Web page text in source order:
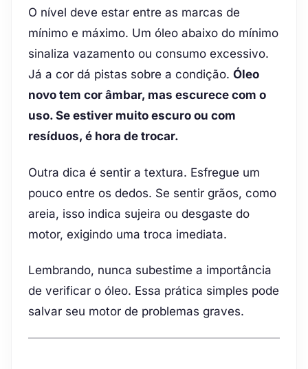
O nível deve estar entre as marcas de
mínimo e máximo. Um óleo abaixo do mínimo
sinaliza vazamento ou consumo excessivo.
Já a cor dá pistas sobre a condição. Óleo
novo tem cor âmbar, mas escurece com o
uso. Se estiver muito escuro ou com
resíduos, é hora de trocar.
Outra dica é sentir a textura. Esfregue um
pouco entre os dedos. Se sentir grãos, como
areia, isso indica sujeira ou desgaste do
motor, exigindo uma troca imediata.
Lembrando, nunca subestime a importância
de verificar o óleo. Essa prática simples pode
salvar seu motor de problemas graves.